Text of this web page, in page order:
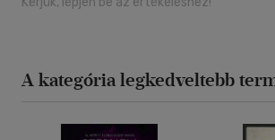
A kategória legkedveltebb